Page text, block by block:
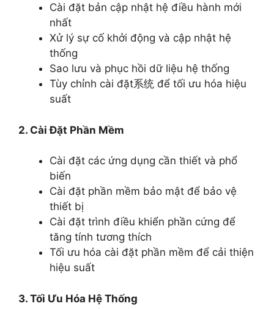
Cài đặt bản cập nhật hệ điều hành mới
nhất
Xử lý sự cố khởi động và cập nhật hệ
thống
Sao lưu và phục hồi dữ liệu hệ thống
Tùy chỉnh cài đặt系统 để tối ưu hóa hiệu
suất
2. Cài Đặt Phần Mềm
Cài đặt các ứng dụng cần thiết và phổ
biến
Cài đặt phần mềm bảo mật để bảo vệ
thiết bị
Cài đặt trình điều khiển phần cứng để
tăng tính tương thích
Tối ưu hóa cài đặt phần mềm để cải thiện
hiệu suất
3. Tối Ưu Hóa Hệ Thống